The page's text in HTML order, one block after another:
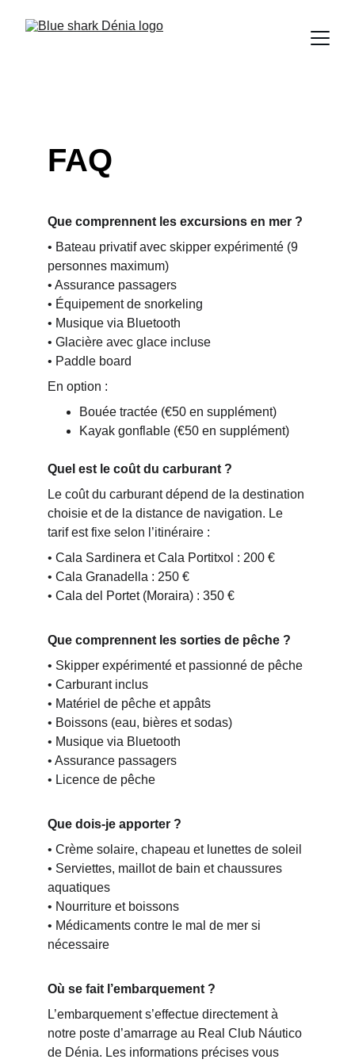
FAQ
Que comprennent les excursions en mer ?
• Bateau privatif avec skipper expérimenté (9
personnes maximum)
• Assurance passagers
• Équipement de snorkeling
• Musique via Bluetooth
• Glacière avec glace incluse
• Paddle board
En option :
Bouée tractée (€50 en supplément)
Kayak gonflable (€50 en supplément)
Quel est le coût du carburant ?
Le coût du carburant dépend de la destination
choisie et de la distance de navigation. Le
tarif est fixe selon l’itinéraire :
• Cala Sardinera et Cala Portitxol : 200 €
• Cala Granadella : 250 €
• Cala del Portet (Moraira) : 350 €
Que comprennent les sorties de pêche ?
• Skipper expérimenté et passionné de pêche
• Carburant inclus
• Matériel de pêche et appâts
• Boissons (eau, bières et sodas)
• Musique via Bluetooth
• Assurance passagers
• Licence de pêche
Que dois-je apporter ?
• Crème solaire, chapeau et lunettes de soleil
• Serviettes, maillot de bain et chaussures
aquatiques
• Nourriture et boissons
• Médicaments contre le mal de mer si
nécessaire
Où se fait l’embarquement ?
L’embarquement s’effectue directement à
notre poste d’amarrage au Real Club Náutico
de Dénia. Les informations précises vous